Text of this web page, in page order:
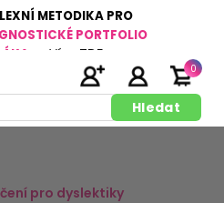
METODIKA PRO
PORTFOLIO
Více ZDE
0
pro dyslektiky